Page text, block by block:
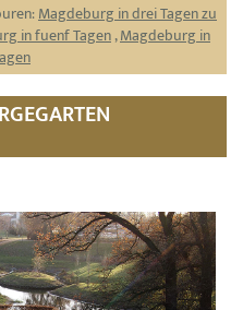
Magdeburg in drei Tagen zu
in fuenf Tagen,Magdeburg in